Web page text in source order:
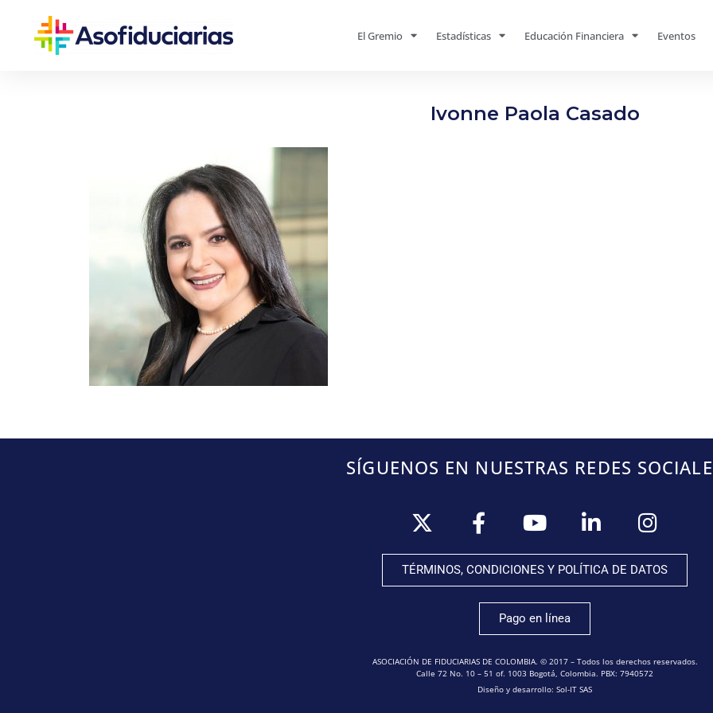
El Gremio Estadísticas Educación Financiera Eventos
Ivonne Paola Casado
SÍGUENOS EN NUESTRAS REDES
TÉRMINOS, CONDICIONES Y POLÍTICA DE DATOS
Pago en línea
ASOCIACIÓN DE FIDUCIARIAS DE COLOMBIA. © 2017 – Todos los derechos reservados.
Calle 72 No. 10 – 51 of. 1003 Bogotá, Colombia. PBX: 7940572
Diseño y desarrollo: Sol-IT SAS